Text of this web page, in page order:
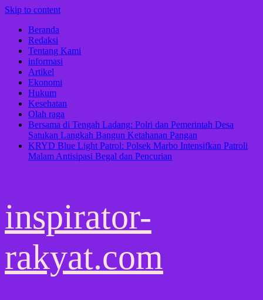
Skip to content
Beranda
Redaksi
Tentang Kami
informasi
Artikel
Ekonomi
Hukum
Kesehatan
Olah raga
Bersama di Tengah Ladang: Polri dan Pemerintah Desa
Satukan Langkah Bangun Ketahanan Pangan
KRYD Blue Light Patrol: Polsek Marbo Intensifkan Patroli
Malam Antisipasi Begal dan Pencurian
inspirator-
rakyat.com